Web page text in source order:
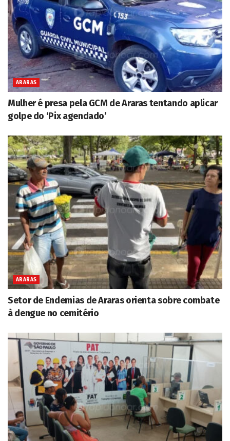
ARARAS
Mulher é presa pela GCM de Araras tentando aplicar
golpe do ‘Pix agendado’
ARARAS
Setor de Endemias de Araras orienta sobre combate
à dengue no cemitério